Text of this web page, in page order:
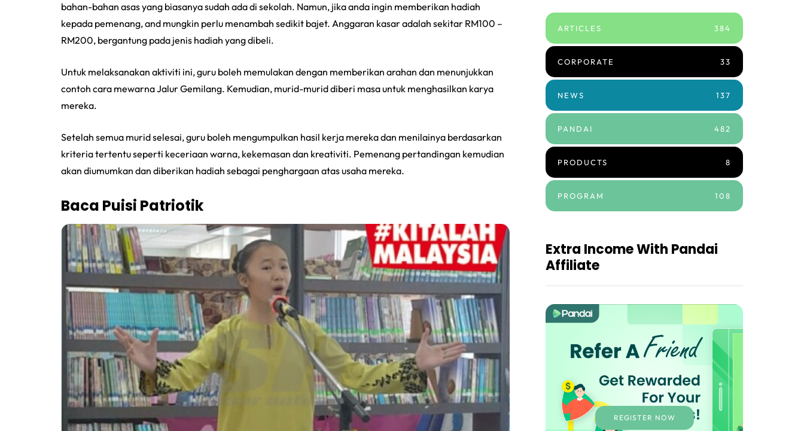
bahan-bahan asas yang biasanya sudah ada di sekolah. Namun, jika anda ingin memberikan hadiah
kepada pemenang, and mungkin perlu menambah sedikit bajet. Anggaran kasar adalah sekitar RM100 –
RM200, bergantung pada jenis hadiah yang dibeli.
Untuk melaksanakan aktiviti ini, guru boleh memulakan dengan memberikan arahan dan menunjukkan
contoh cara mewarna Jalur Gemilang. Kemudian, murid-murid diberi masa untuk menghasilkan karya
mereka.
Setelah semua murid selesai, guru boleh mengumpulkan hasil kerja mereka dan menilainya berdasarkan
kriteria tertentu seperti keceriaan warna, kekemasan dan kreativiti. Pemenang pertandingan kemudian
akan diumumkan dan diberikan hadiah sebagai penghargaan atas usaha mereka.
Baca Puisi Patriotik
ARTICLES 384
CORPORATE 33
NEWS 137
PANDAI 482
PRODUCTS 8
PROGRAM 108
Extra Income With Pandai
Affiliate
REGISTER NOW